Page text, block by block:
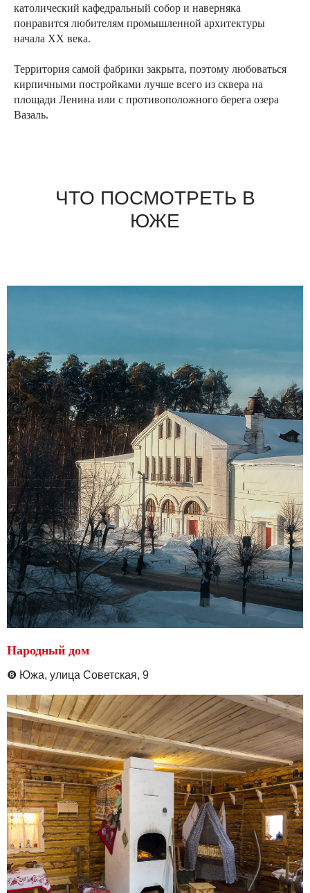
католический кафедральный собор и наверняка
понравится любителям промышленной архитектуры
начала XX века.
Территория самой фабрики закрыта, поэтому любоваться
кирпичными постройками лучше всего из сквера на
площади Ленина или с противоположного берега озера
Вазаль.
ЧТО ПОСМОТРЕТЬ В
ЮЖЕ
Народный дом
❽ Южа, улица Советская, 9